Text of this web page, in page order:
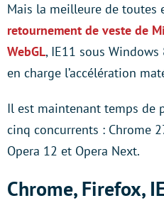
Mais la meilleure de toutes
retournement de veste de
WebGL, IE11 sous
en charge l’accélération
Il est maintenant temps de
cinq concurrents : Chrome
Opera 12 et Opera Next.
Chrome, Firefox,